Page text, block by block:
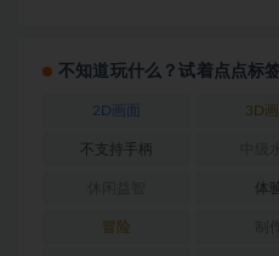
不知道玩什么？试着点点标
2D画面 3D
不支持手柄
体
冒险